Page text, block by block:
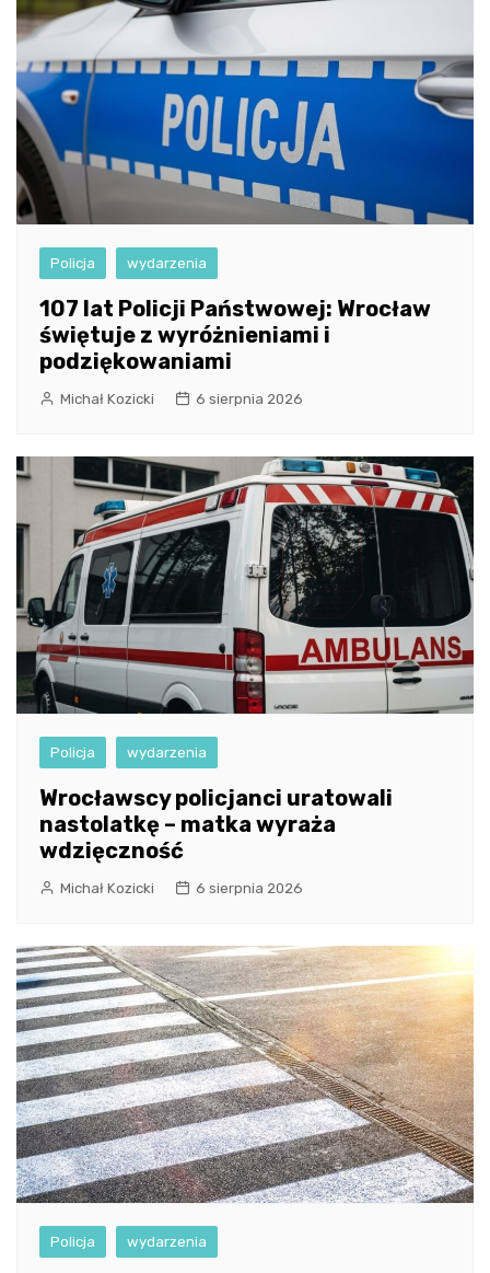
Policja wydarzenia
107 lat Policji Państwowej: Wrocław
świętuje z wyróżnieniami i
podziękowaniami
Michał Kozicki 6 sierpnia 2026
Policja wydarzenia
Wrocławscy policjanci uratowali
nastolatkę – matka wyraża
wdzięczność
Michał Kozicki 6 sierpnia 2026
Policja wydarzenia